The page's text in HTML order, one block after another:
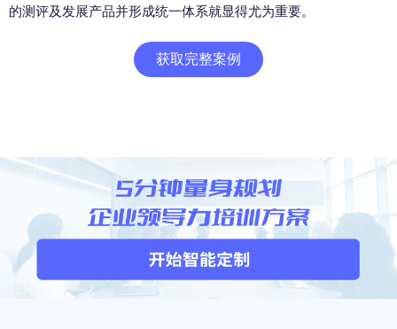
的测评及发展产品并形成统一体系就显得尤为重要。
获取完整案例